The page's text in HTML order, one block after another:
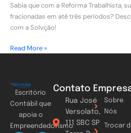
Sabia que com a Reforma Trabalhista,
fracionadas em até três períodos?
com a Solvção!
Read More »
Escritório
Contábil que
apoia o
Empreendedorismo
Contato
Rua José
Versolato,
111 SBC SP
Sobre
Nós
Trocar